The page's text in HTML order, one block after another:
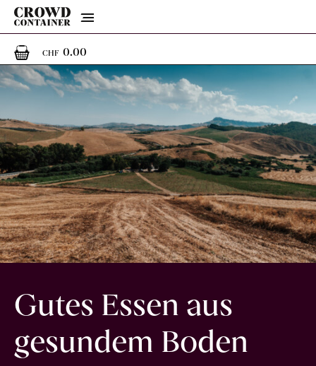
Menu
CHF 0.000 Artikel im Warenkorb
Gutes Essen aus
gesundem Boden